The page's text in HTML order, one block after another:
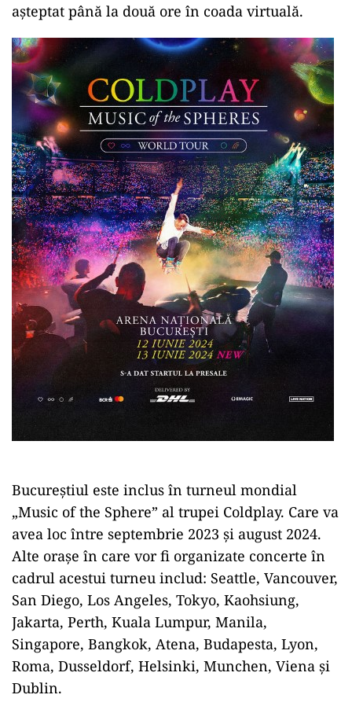
așteptat până la două ore în coada virtuală.
Bucureștiul este inclus în turneul mondial
„Music of the Sphere” al trupei Coldplay. Care va
avea loc între septembrie 2023 și august 2024.
Alte orașe în care vor fi organizate concerte în
cadrul acestui turneu includ: Seattle, Vancouver,
San Diego, Los Angeles, Tokyo, Kaohsiung,
Jakarta, Perth, Kuala Lumpur, Manila,
Singapore, Bangkok, Atena, Budapesta, Lyon,
Roma, Dusseldorf, Helsinki, Munchen, Viena și
Dublin.